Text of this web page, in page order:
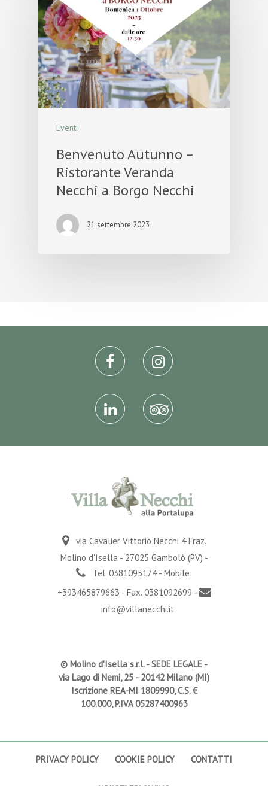
Eventi
Benvenuto Autunno –
Ristorante Veranda
Necchi a Borgo Necchi
21 settembre 2023
via Cavalier Vittorio Necchi 4 Fraz.
Molino d'Isella - 27025 Gambolò (PV) -
Tel. 0381095174 - Mobile:
+393465879663 - Fax. 0381092699 -
info@villanecchi.it
© Molino d'Isella s.r.l. -SEDE LEGALE -
via Lago di Nemi, 25 - 20142 Milano (MI)
Iscrizione REA-MI 1809990, C.S. €
100.000, P.IVA 05287400963
PRIVACY POLICY COOKIE POLICY CONTATTI